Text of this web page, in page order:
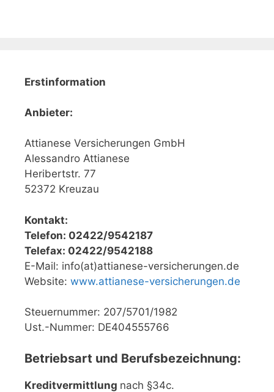
Erstinformation
Anbieter:
Attianese Versicherungen GmbH
Alessandro Attianese
Heribertstr. 77
52372 Kreuzau
Kontakt:
Telefon: 02422/9542187
Telefax: 02422/9542188
E-Mail: info(at)attianese-versicherungen.de
Website: www.attianese-versicherungen.de
Steuernummer: 207/5701/1982
Ust.-Nummer: DE404555766
Betriebsart und Berufsbezeichnung:
Kreditvermittlung nach §34c.